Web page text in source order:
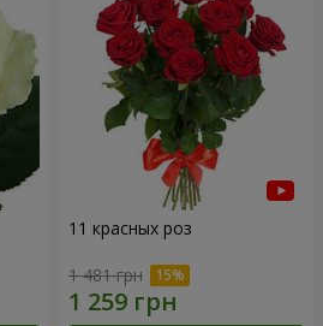
11 красных роз
1 481 грн